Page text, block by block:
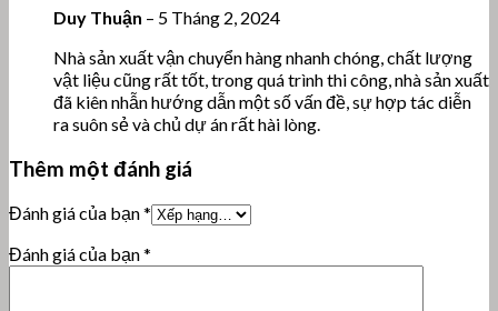
Duy Thuận – 5 Tháng 2, 2024
Nhà sản xuất vận chuyển hàng nhanh chóng, chất lượng
vật liệu cũng rất tốt, trong quá trình thi công, nhà sản xuất
đã kiên nhẫn hướng dẫn một số vấn đề, sự hợp tác diễn
ra suôn sẻ và chủ dự án rất hài lòng.
Thêm một đánh giá
Đánh giá của bạn*
Đánh giá của bạn*